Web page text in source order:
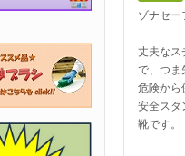
ゾナセ
丈夫なス
で、つま
危険から
安全スタ
靴です。